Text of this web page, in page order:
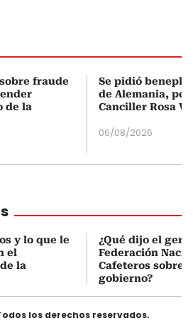
fraude
de la
Se pidió
de Alemania,
Canciller Rosa
06/08/2026
y lo que le
el
la
¿Qué dijo el
Federación
Cafeteros sobre
gobierno?
los derechos reservados.